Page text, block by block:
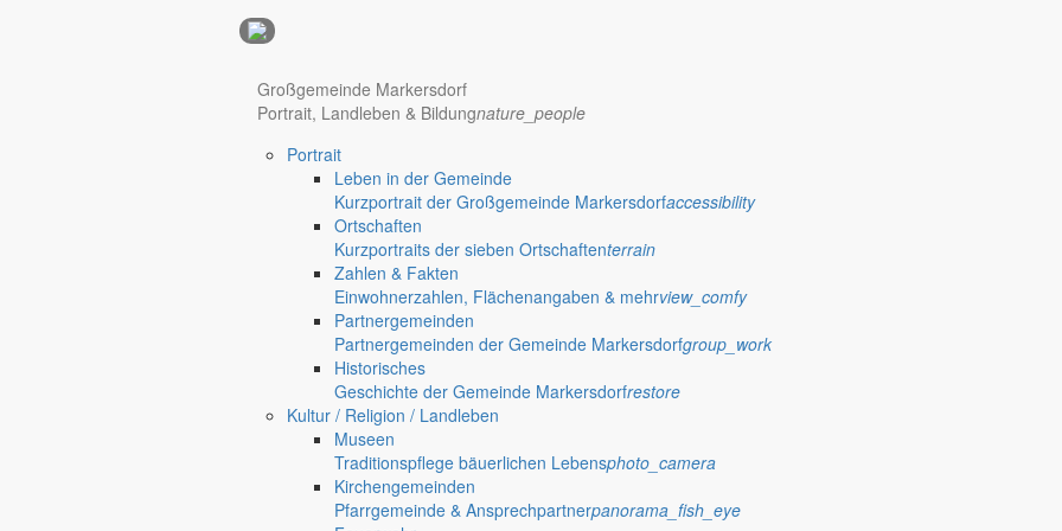
Hotel Nürnberg
Regional werben auf markersdorf.de! anzeigen@gemeinde-markersdorf.de
Großgemeinde Markersdorf
Portrait, Landleben & Bildungnature_people
Portrait
Leben in der Gemeinde
Kurzportrait der Großgemeinde Markersdorfaccessibility
Ortschaften
Kurzportraits der sieben Ortschaftenterrain
Zahlen & Fakten
Einwohnerzahlen, Flächenangaben & mehrview_comfy
Partnergemeinden
Partnergemeinden der Gemeinde Markersdorfgroup_work
Historisches
Geschichte der Gemeinde Markersdorfrestore
Kultur / Religion / Landleben
Museen
Traditionspflege bäuerlichen Lebensphoto_camera
Kirchengemeinden
Pfarrgemeinde & Ansprechpartnerpanorama_fish_eye
Jauernick-Buschbach